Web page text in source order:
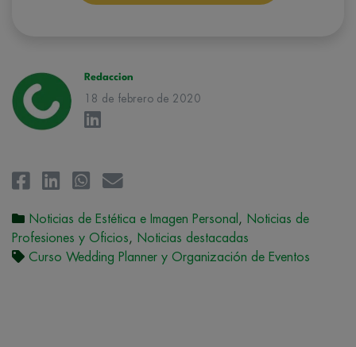
Grupo Northius, con el objeto de que estas puedan
Redaccion
18 de febrero de 2020
Noticias de Estética e Imagen Personal , Noticias de
Profesiones y Oficios, Noticias destacadas
Curso Wedding Planner y Organización de Eventos